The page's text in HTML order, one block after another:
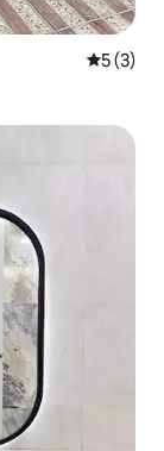
平均评分
5 (3)